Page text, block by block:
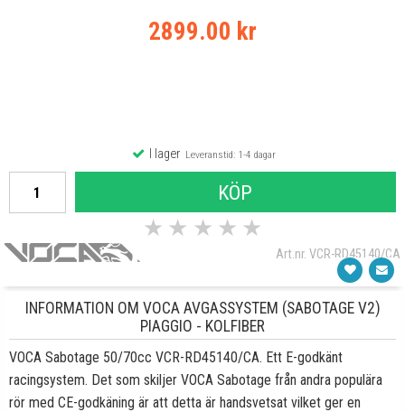
2899.00 kr
I lagerLeveranstid: 1-4 dagar
KÖP
★ ★ ★ ★ ★
Art.nr. VCR-RD45140/CA
INFORMATION OM VOCA AVGASSYSTEM (SABOTAGE V2)
PIAGGIO - KOLFIBER
VOCA Sabotage 50/70cc VCR-RD45140/CA. Ett E-godkänt
racingsystem. Det som skiljer VOCA Sabotage från andra populära
rör med CE-godkäning är att detta är handsvetsat vilket ger en